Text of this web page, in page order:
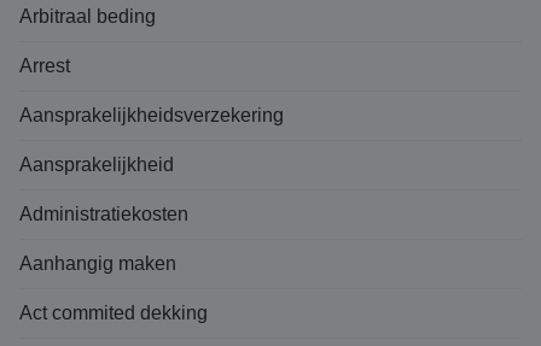
Arbitraal beding
Arrest
Aansprakelijkheidsverzekering
Aansprakelijkheid
Administratiekosten
Aanhangig maken
Act commited dekking